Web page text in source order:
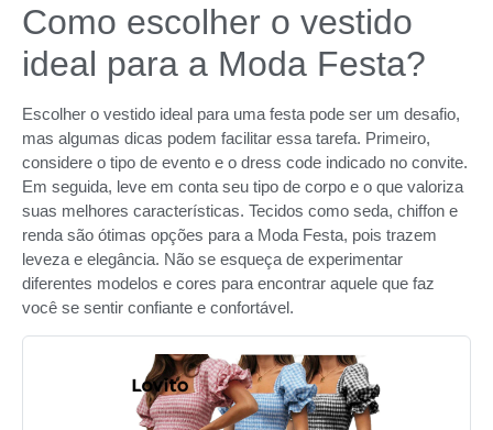
Como escolher o vestido
ideal para a Moda Festa?
Escolher o vestido ideal para uma festa pode ser um desafio,
mas algumas dicas podem facilitar essa tarefa. Primeiro,
considere o tipo de evento e o dress code indicado no convite.
Em seguida, leve em conta seu tipo de corpo e o que valoriza
suas melhores características. Tecidos como seda, chiffon e
renda são ótimas opções para a Moda Festa, pois trazem
leveza e elegância. Não se esqueça de experimentar
diferentes modelos e cores para encontrar aquele que faz
você se sentir confiante e confortável.